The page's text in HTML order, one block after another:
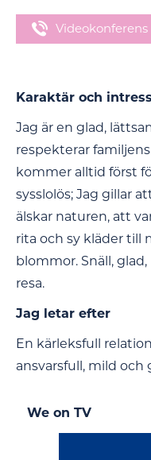
Videokonferens
Karaktär och
Jag är en glad,
respekterar
kommer alltid först
sysslolös; Jag gillar
älskar naturen, att
rita och sy kläder till
blommor. Snäll,
resa.
Jag letar efter
En kärleksfull
ansvarsfull, mild och
We on TV